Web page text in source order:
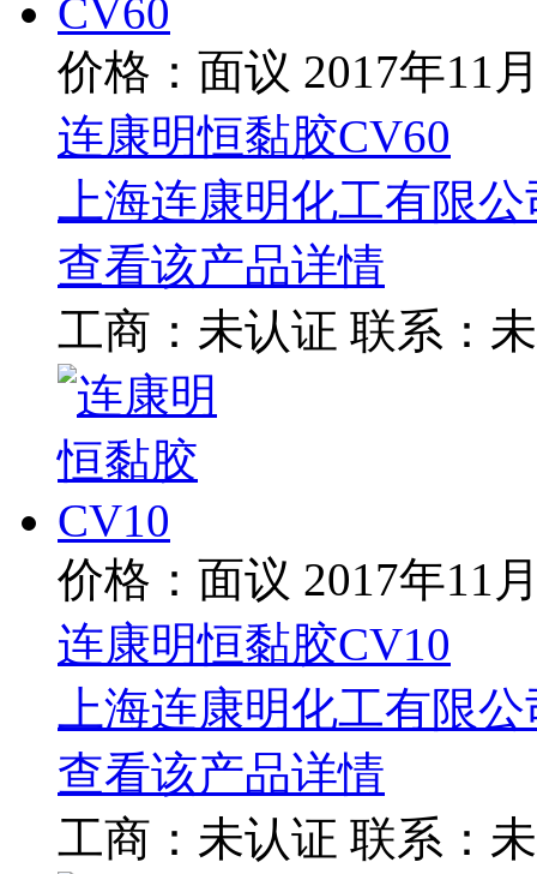
价格：面议 2017年11
连康明恒黏胶CV60
上海连康明化工有限
查看该产品详情
工商： 未认证 联系：
价格：面议 2017年11
连康明恒黏胶CV10
上海连康明化工有限
查看该产品详情
工商： 未认证 联系：